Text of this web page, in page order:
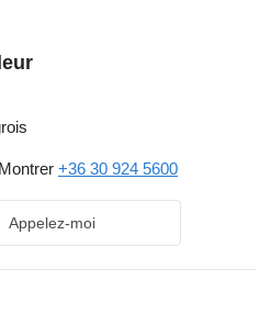
Montrer +36 30 924 5600
Appelez-moi